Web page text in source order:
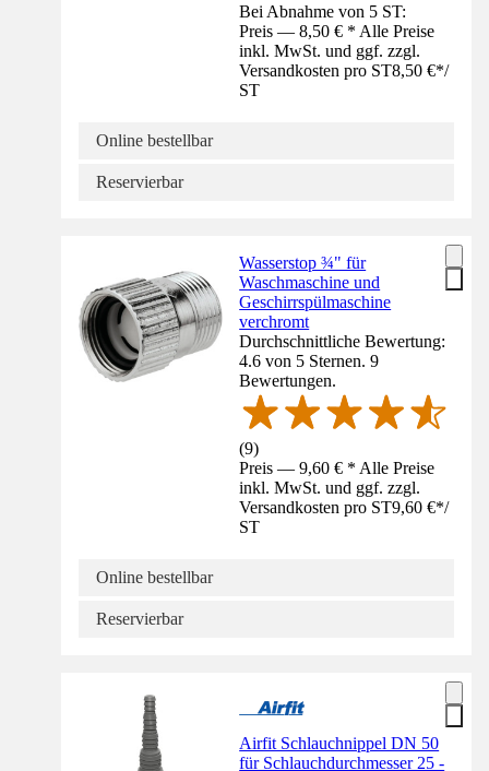
Bei Abnahme von 5 ST:
Preis — 8,50 € * Alle Preise
inkl. MwSt. und ggf. zzgl.
Versandkosten pro ST8,50 €*/
ST
Online bestellbar
Reservierbar
Wasserstop ¾" für
Waschmaschine und
Geschirrspülmaschine
verchromt
Durchschnittliche Bewertung:
4.6 von 5 Sternen. 9
Bewertungen.
(9)
Preis — 9,60 € * Alle Preise
inkl. MwSt. und ggf. zzgl.
Versandkosten pro ST9,60 €*/
ST
Online bestellbar
Reservierbar
Airfit Schlauchnippel DN 50
für Schlauchdurchmesser 25 -